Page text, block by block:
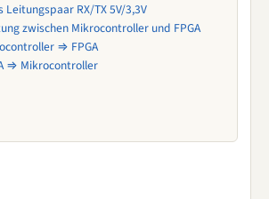
Leitungspaar RX/TX 5V/3,3V
zwischen Mikrocontroller und FPGA
⇒ FPGA
⇒ Mikrocontroller